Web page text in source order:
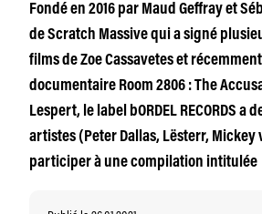
Fondé en 2016 par Maud Geffray et
de Scratch Massive qui a signé
films de Zoe Cassavetes et
documentaire Room 2806 : The
Lespert, le label bORDEL RECORDS a
artistes (Peter Dallas, Lësterr, Mickey
participer à une compilation intitulée